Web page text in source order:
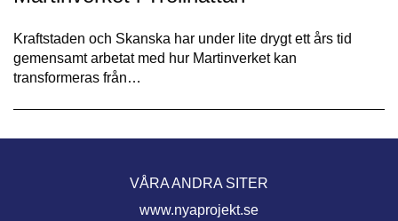
Kraftstaden och Skanska har under lite drygt ett års tid
gemensamt arbetat med hur Martinverket kan
transformeras från…
VÅRA ANDRA SITER
www.nyaprojekt.se